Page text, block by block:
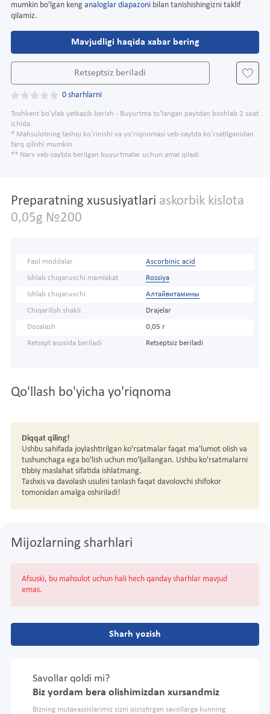
mumkin bo'lgan keng analoglar diapazoni bilan tanishishingizni taklif
qilamiz.
Mavjudligi haqida xabar bering
Retseptsiz beriladi
0 sharhlarni
Toshkent bo'ylab yetkazib berish - Buyurtma to'langan paytdan boshlab 2 soat
ichida.
* Mahsulotning tashqi ko'rinishi va yo'riqnomasi veb-saytda ko'rsatilganidan
farq qilishi mumkin
** Narx veb-saytda berilgan buyurtmalar uchun amal qiladi
Preparatning xususiyatlari askorbik kislota
0,05g №200
Faol moddalar Ascorbinic acid
Ishlab chiqaruvchi mamlakat Rossiya
Ishlab chiqaruvchi Алтайвитамины
Chiqarilish shakli Drajelar
Dozalash 0,05 г
Retsept asosida beriladi Retseptsiz beriladi
Qo'llash bo'yicha yo'riqnoma
Diqqat qiling!
Ushbu sahifada joylashtirilgan ko'rsatmalar faqat ma'lumot olish va
tushunchaga ega bo'lish uchun mo'ljallangan. Ushbu ko'rsatmalarni
tibbiy maslahat sifatida ishlatmang.
Tashxis va davolash usulini tanlash faqat davolovchi shifokor
tomonidan amalga oshiriladi!
Mijozlarning sharhlari
Afsuski, bu mahsulot uchun hali hech qanday sharhlar mavjud
emas.
Sharh yozish
Savollar qoldi mi?
Biz yordam bera olishimizdan xursandmiz
Bizning mutaxassislarimiz sizni qiziqtirgan savollarga kunning